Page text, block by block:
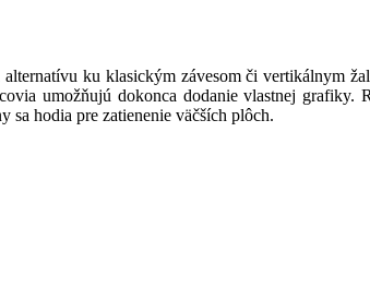
ku klasickým závesom či vertikálnym
umožňujú dokonca dodanie vlastnej grafiky.
sa hodia pre zatienenie väčších plôch.